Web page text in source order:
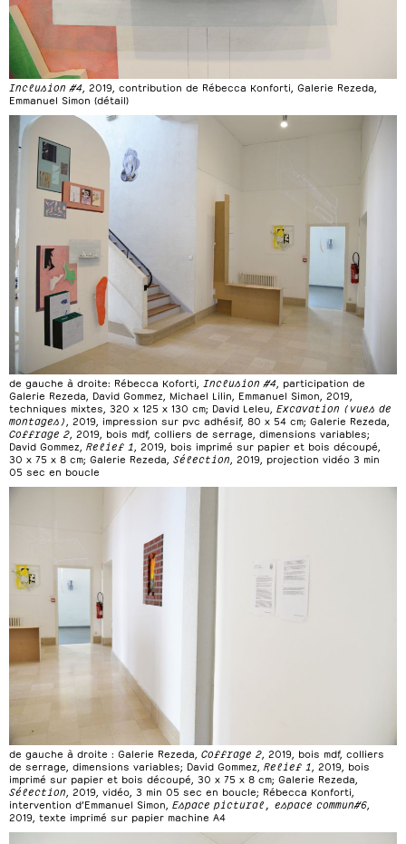
Inclusion #4 , 2019, contribution de Rébecca Konforti, Galerie Rezeda,
Emmanuel Simon (détail)
de gauche à droite: Rébecca Koforti, Inclusion #4 , participation de
Galerie Rezeda, David Gommez, Michael Lilin, Emmanuel Simon, 2019,
techniques mixtes, 320 x 125 x 130 cm; David Leleu, Excavation (vues de
montages)
, 2019, impression sur pvc adhésif, 80 x 54 cm; Galerie Rezeda,
Coffrage 2 , 2019, bois mdf, colliers de serrage, dimensions variables;
David Gommez, Relief 1 , 2019, bois imprimé sur papier et bois découpé,
30 x 75 x 8 cm; Galerie Rezeda, Sélection , 2019, projection vidéo 3 min
05 sec en boucle
de gauche à droite : Galerie Rezeda, Coffrage 2, 2019, bois mdf, colliers
de serrage, dimensions variables; David Gommez, Relief 1, 2019, bois
imprimé sur papier et bois découpé, 30 x 75 x 8 cm; Galerie Rezeda,
Sélection, 2019, vidéo, 3 min 05 sec en boucle; Rébecca Konforti,
intervention d’Emmanuel Simon, Espace pictural, espace commun#6,
2019, texte imprimé sur papier machine A4